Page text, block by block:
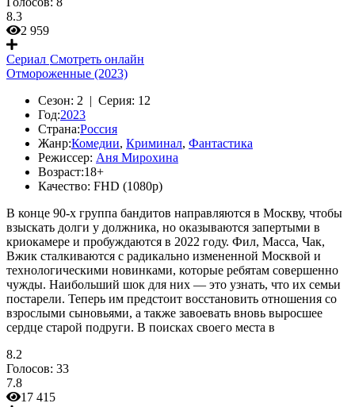
8.3
2 959
Сериал Смотреть онлайн
Отмороженные (2023)
Сезон: 2 | Серия: 12
Год:2023
Страна:Россия
Жанр:Комедии, Криминал, Фантастика
Режиссер: Аня Мирохина
Возраст:18+
Качество: FHD (1080p)
В конце 90-х группа бандитов направляются в Москву, чтобы
взыскать долги у должника, но оказываются запертыми в
криокамере и пробуждаются в 2022 году. Фил, Масса, Чак,
Вжик сталкиваются с радикально измененной Москвой и
технологическими новинками, которые ребятам совершенно
чужды. Наибольший шок для них — это узнать, что их семьи
постарели. Теперь им предстоит восстановить отношения со
взрослыми сыновьями, а также завоевать вновь выросшее
сердце старой подруги. В поисках своего места в
8.2
Голосов: 33
7.8
17 415